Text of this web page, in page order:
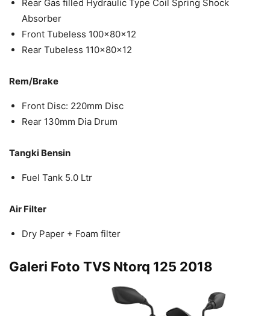
Rear Gas filled Hydraulic Type Coil Spring Shock
Absorber
Front Tubeless 100x80x12
Rear Tubeless 110x80x12
Rem/Brake
Front Disc: 220mm Disc
Rear 130mm Dia Drum
Tangki Bensin
Fuel Tank 5.0 Ltr
Air Filter
Dry Paper + Foam filter
Galeri Foto TVS Ntorq 125 2018